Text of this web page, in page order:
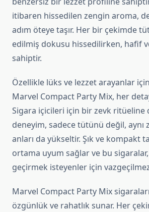
itibaren hissedilen zengin aroma,
adım öteye taşır. Her bir çekimde
edilmiş dokusu hissedilirken, hafif
sahiptir.
Özellikle lüks ve lezzet arayanlar
Marvel Compact Party Mix, her
Sigara içicileri için bir zevk ritüeline
deneyim, sadece tütünü değil, aynı
anları da yükseltir. Şık ve kompakt
ortama uyum sağlar ve bu
geçirmek isteyenler için
Marvel Compact Party Mix
özgünlük ve rahatlık sunar. Her